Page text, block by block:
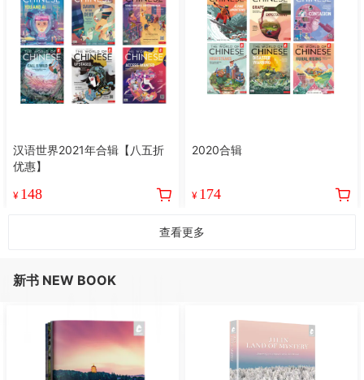
汉语世界2021年合辑【八五折
优惠】
¥ 148
2020合辑
¥ 174
查看更多
新书 NEW BOOK